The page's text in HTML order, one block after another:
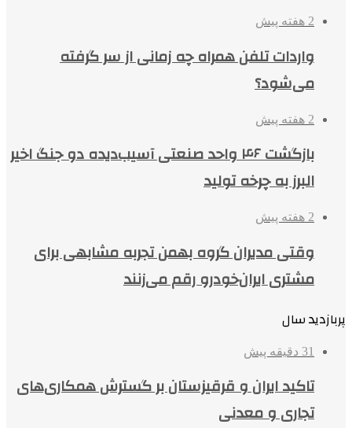
2 هفته پیش
واردات تلفن همراه چه زمانی از سر گرفته
می‌شود؟
2 هفته پیش
بازگشت ۴۶ واحد صنعتی آسیب‌دیده دو جنگ اخیر
البرز به چرخه تولید
2 هفته پیش
وقتی مدیران گروه بهمن تجربه مشابهی برای
مشتری ایران‌خودرو رقم می‌زنند
پربازدید سال
31 دقیقه پیش
تاکید ایران و قرقیزستان بر گسترش همکاری‌های
تجاری و معدنی